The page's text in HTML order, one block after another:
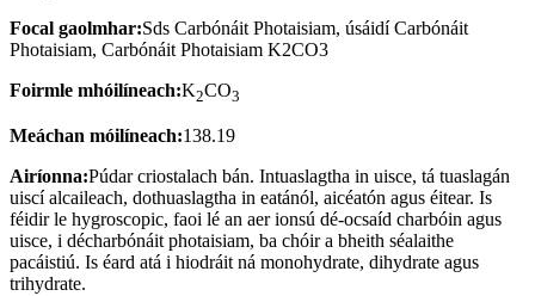
Focal gaolmhar:Sds Carbónáit Photaisiam, úsáidí Carbónáit
Photaisiam, Carbónáit Photaisiam K2CO3
Foirmle mhóilíneach:K2CO3
Meáchan móilíneach:138.19
Airíonna:Púdar criostalach bán. Intuaslagtha in uisce, tá tuaslagán
uiscí alcaileach, dothuaslagtha in eatánól, aicéatón agus éitear. Is
féidir le hygroscopic, faoi lé an aer ionsú dé-ocsaíd charbóin agus
uisce, i décharbónáit photaisiam, ba chóir a bheith séalaithe
pacáistiú. Is éard atá i hiodráit ná monohydrate, dihydrate agus
trihydrate.